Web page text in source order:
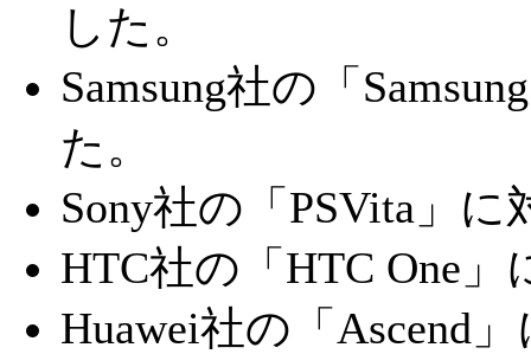
した。
Samsung社の「
た。
Sony社の「PSVita」
HTC社の「HTC One
Huawei社の「Ascend